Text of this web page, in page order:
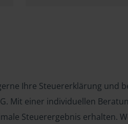
Ihre Steuererklärung und
Mit einer individuellen
Steuerergebnis erhalten.